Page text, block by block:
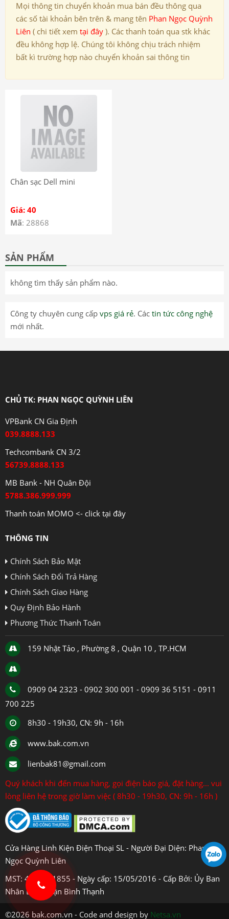
Mọi thông tin chuyển khoản mua bán đều thông qua
các số tài khoản bên trên & mang tên Phan Ngọc Quỳnh
Liên ( chi tiết xem tại đây ). Các thanh toán qua stk khác
đều không hợp lệ. Chúng tôi không chịu trách nhiệm
bất kì trường hợp nào chuyển khoản sai thông tin
Chân sạc Dell mini
Giá: 40
Mã: 28868
SẢN PHẨM
không tìm thấy sản phẩm nào.
Công ty chuyên cung cấp vps giá rẻ. Các tin tức công nghệ
mới nhất.
CHỦ TK: PHAN NGỌC QUỲNH LIÊN
VPBank CN Gia Định
039.8888.133
Techcombank CN 3/2
56739.8888.133
MB Bank - NH Quân Đội
5788.386.999.999
Thanh toán MOMO <- click tại đây
THÔNG TIN
Chính Sách Bảo Mật
Chính Sách Đổi Trả Hàng
Chính Sách Giao Hàng
Quy Định Bảo Hành
Phương Thức Thanh Toán
159 Nhật Tảo , Phường 8 , Quận 10 , TP.HCM
0909 04 2323 - 0902 300 001 - 0909 36 5151 - 0911
700 225
8h30 - 19h30, CN: 9h - 16h
www.bak.com.vn
lienbak81@gmail.com
Quý khách khi đến mua hàng, gọi điện báo giá, đặt hàng... vui
lòng liên hệ trong giờ làm việc ( 8h30 - 19h30, CN: 9h - 16h )
Cửa Hàng Linh Kiện Điện Thoại SL - Người Đại Diện: Phan
Ngọc Quỳnh Liên
MST: 4108031855 - Ngày cấp: 15/05/2016 - Cấp Bởi: Ủy Ban
Nhân Dân Quận Bình Thạnh
©2026 bak.com.vn - Code and design by Netsa.vn